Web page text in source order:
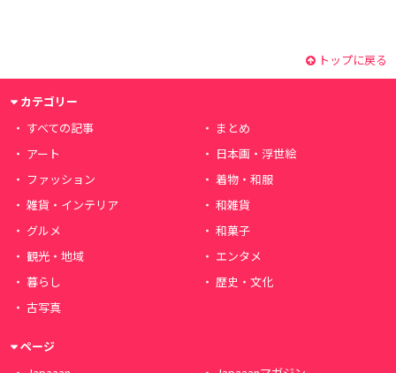
トップに戻る
カテゴリー
すべての記事
まとめ
アート
日本画・浮世絵
ファッション
着物・和服
雑貨・インテリア
和雑貨
グルメ
和菓子
観光・地域
エンタメ
暮らし
歴史・文化
古写真
ページ